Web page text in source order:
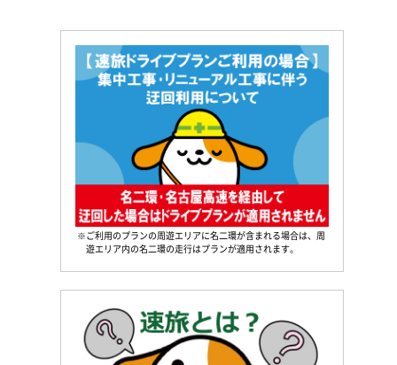
※ご利用のプランの周遊エリアに名二環が含まれる場合は、周
遊エリア内の名二環の走行はプランが適用されます。